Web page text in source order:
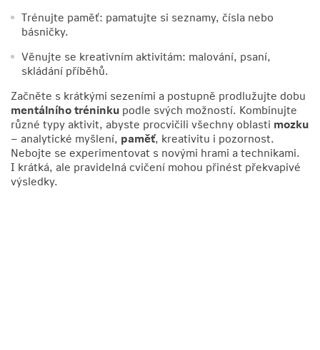
Trénujte paměť: pamatujte si seznamy, čísla nebo
básničky.
Věnujte se kreativním aktivitám: malování, psaní,
skládání příběhů.
Začněte s krátkými sezeními a postupně prodlužujte dobu
mentálního tréninku podle svých možností. Kombinujte
různé typy aktivit, abyste procvičili všechny oblasti mozku
– analytické myšlení, paměť, kreativitu i pozornost.
Nebojte se experimentovat s novými hrami a technikami.
I krátká, ale pravidelná cvičení mohou přinést překvapivé
výsledky.